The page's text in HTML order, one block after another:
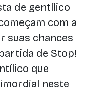
de gentílico
com a
suas chances
de Stop!
que
neste